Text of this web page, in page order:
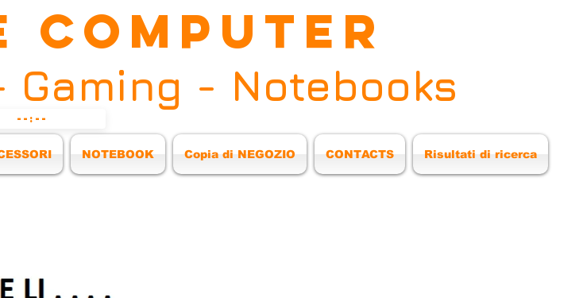
COMPUTER
Gaming - Notebooks
NOTEBOOK Copia di NEGOZIO CONTACTS Risultati di ricerca